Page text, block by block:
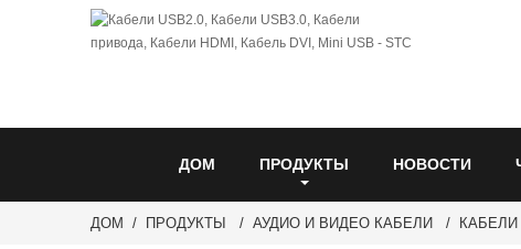
ДОМ ПРОДУКТЫ НОВОСТИ
ДОМ ПРОДУКТЫ АУДИО И ВИДЕО КАБЕЛИ КАБЕЛИ